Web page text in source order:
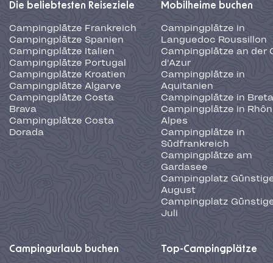
Die beliebtesten Reiseziele
Campingplätze Frankreich
Campingplätze Spanien
Campingplätze Italien
Campingplätze Portugal
Campingplätze Kroatien
Campingplätze Algarve
Campingplätze Costa
Brava
Campingplätze Costa
Dorada
Mobilheime buchen
Campingplätze in
Languedoc Roussillon
Campingplätze an der
d'Azur
Campingplätze in
Aquitanien
Campingplätze in
Campingplätze in
Alpes
Campingplätze in
Südfrankreich
Campingplätze am
Gardasee
Campingplatz
August
Campingplatz
Juli
Campingurlaub buchen Top-Campingplätze